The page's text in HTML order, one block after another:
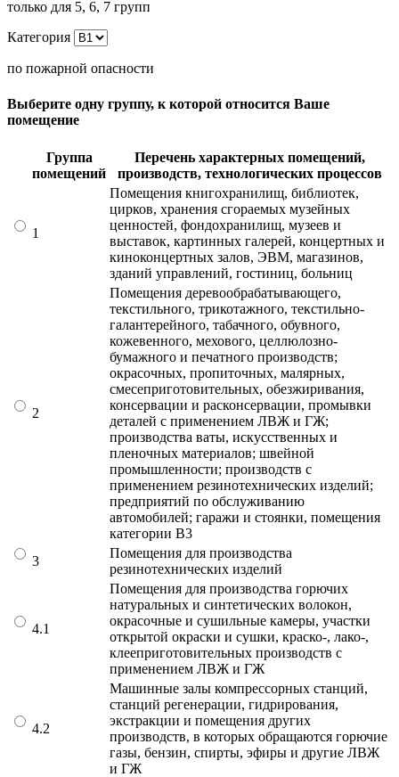
только для 5, 6, 7 групп
Категория
по пожарной опасности
Выберите одну группу, к которой относится Ваше
помещение
Группа
помещений
Перечень характерных помещений,
производств, технологических процессов
1
Помещения книгохранилищ, библиотек,
цирков, хранения сгораемых музейных
ценностей, фондохранилищ, музеев и
выставок, картинных галерей, концертных и
киноконцертных залов, ЭВМ, магазинов,
зданий управлений, гостиниц, больниц
2
Помещения деревообрабатывающего,
текстильного, трикотажного, текстильно-
галантерейного, табачного, обувного,
кожевенного, мехового, целлюлозно-
бумажного и печатного производств;
окрасочных, пропиточных, малярных,
смесеприготовительных, обезжиривания,
консервации и расконсервации, промывки
деталей с применением ЛВЖ и ГЖ;
производства ваты, искусственных и
пленочных материалов; швейной
промышленности; производств с
применением резинотехнических изделий;
предприятий по обслуживанию
автомобилей; гаражи и стоянки, помещения
категории В3
3
Помещения для производства
резинотехнических изделий
4.1
Помещения для производства горючих
натуральных и синтетических волокон,
окрасочные и сушильные камеры, участки
открытой окраски и сушки, краско-, лако-,
клееприготовительных производств с
применением ЛВЖ и ГЖ
4.2
Машинные залы компрессорных станций,
станций регенерации, гидрирования,
экстракции и помещения других
производств, в которых обращаются горючие
газы, бензин, спирты, эфиры и другие ЛВЖ
и ГЖ